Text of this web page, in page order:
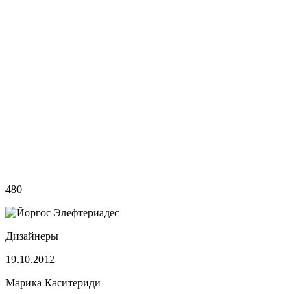
480
Дизайнеры
19.10.2012
Марика Каситериди